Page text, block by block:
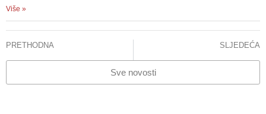
Više »
PRETHODNA SLJEDEĆA
Sve novosti